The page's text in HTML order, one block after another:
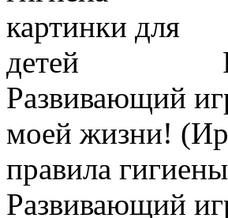
Развивающий
моей жизни!
правила
Развивающий